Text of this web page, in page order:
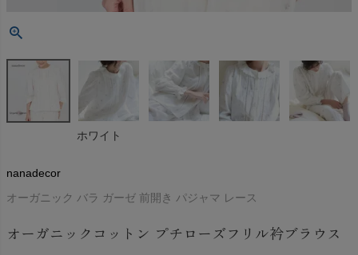
ホワイト
nanadecor
オーガニック バラ ガーゼ 前開き パジャマ レース
オーガニックコットン プチローズフリル衿ブラウス